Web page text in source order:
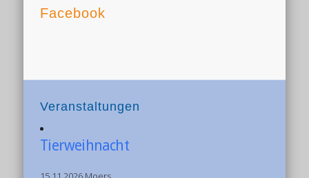
Facebook
Veranstaltungen
Tierweihnacht